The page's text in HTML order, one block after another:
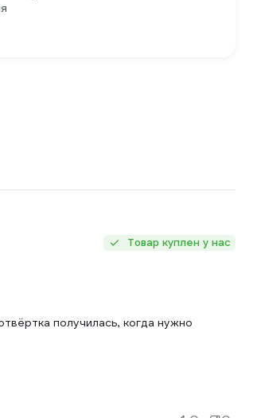
Товар куплен у нас
получилась, когда нужно